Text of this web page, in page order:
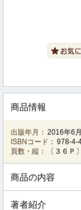
商品情報
出版年月： 2016年6月
ISBNコード： 978-4-
頁数・縦：
〔３６
商品の内容
著者紹介